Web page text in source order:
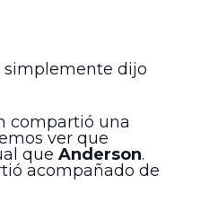
simplemente dijo
compartió una
ver que
que Anderson.
acompañado de